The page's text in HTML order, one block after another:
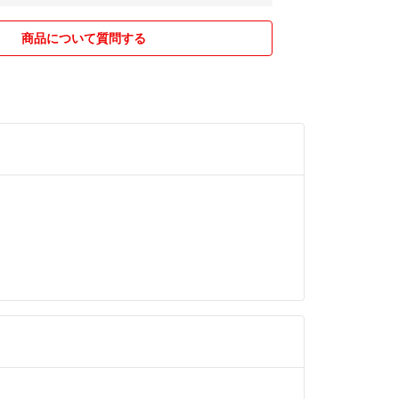
商品について質問する